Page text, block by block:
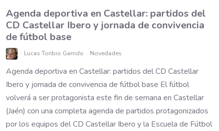
Agenda deportiva en Castellar: partidos del
CD Castellar Ibero y jornada de convivencia
de fútbol base
Lucas Toribio Garrido Novedades
Agenda deportiva en Castellar: partidos del CD Castellar
Ibero y jornada de convivencia de fútbol base El fútbol
volverá a ser protagonista este fin de semana en Castellar
(Jaén) con una completa agenda de partidos protagonizados
por los equipos del CD Castellar Ibero y la Escuela de Fútbol